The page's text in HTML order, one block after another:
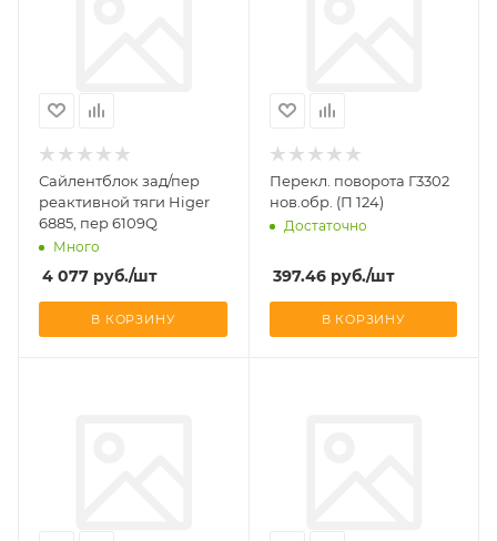
Сайлентблок зад/пер
реактивной тяги Higer
6885, пер 6109Q
Много
4 077 руб./шт
В КОРЗИНУ
Перекл. поворота Г3302
нов.обр. (П 124)
Достаточно
397.46руб./шт
В КОРЗИНУ